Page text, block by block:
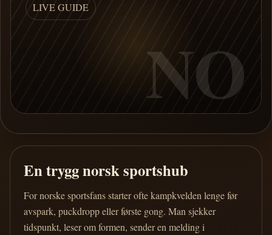
LIVE GUIDE
NO
En trygg norsk sportshub
For norske sportsfans starter ofte kampkvelden lenge før
avspark, puckdropp eller første gong. Man sjekker
tidspunkt, leser om formen, sender en melding i